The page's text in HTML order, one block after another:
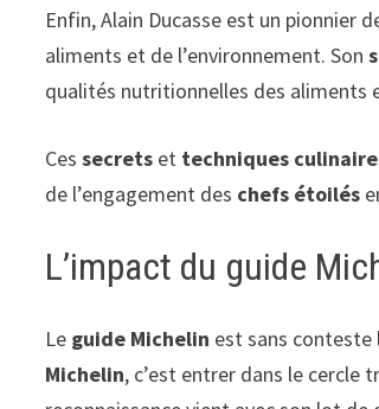
Enfin, Alain Ducasse est un pionnier
aliments et de l’environnement. Son
qualités nutritionnelles des aliments
Cessecrets et techniques
de l’engagement des chefs étoilés
L’impact du guide
Le guide Michelin est sans conteste
Michelin, c’est entrer dans le cercle